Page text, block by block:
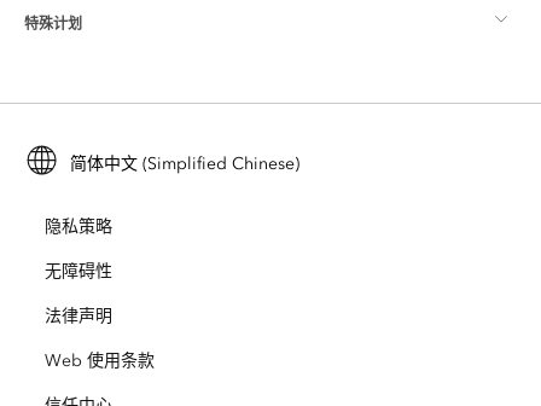
Esri Store
Esri 年轻专家关系网
位置智能
培训
ArcUser
ArcNews
ArcWatch
关于 Esri
招贤纳士
开放视野
业务行为准则
特殊计划
ArcGIS for Student Use
保护
教育
简体中文 (Simplified Chinese)
隐私策略
无障碍性
法律声明
Web 使用条款